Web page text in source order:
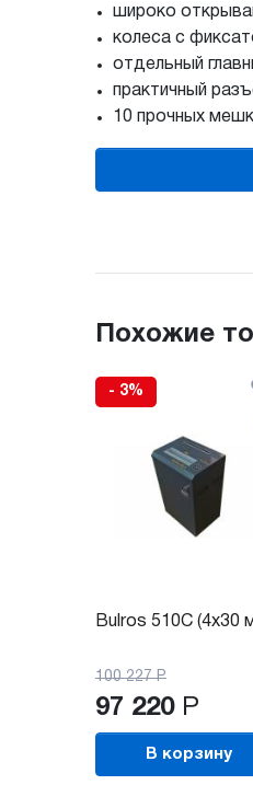
широко
колеса с
отдельный
практичный
10 прочных
Похожие
- 3%
Bulros 510C (4x30
100 227 Р
97 220 Р
В корзину